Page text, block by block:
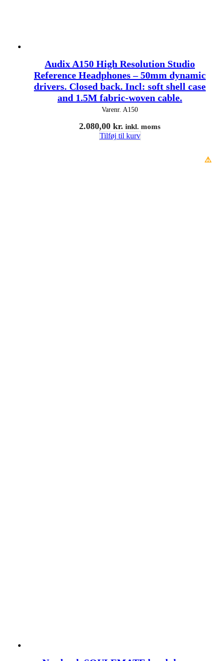
Audix A150 High Resolution Studio
Reference Headphones – 50mm dynamic
drivers. Closed back. Incl: soft shell case
and 1.5M fabric-woven cable.
Varenr. A150
2.080,00 kr. inkl. moms
Tilføj til kurv
⚠️